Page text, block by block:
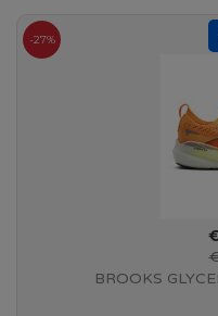
-27%
BROOKS
Orange/Nightlife/